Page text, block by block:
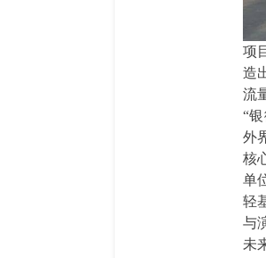
项
造
流
“
外
核
单
轻
与
未